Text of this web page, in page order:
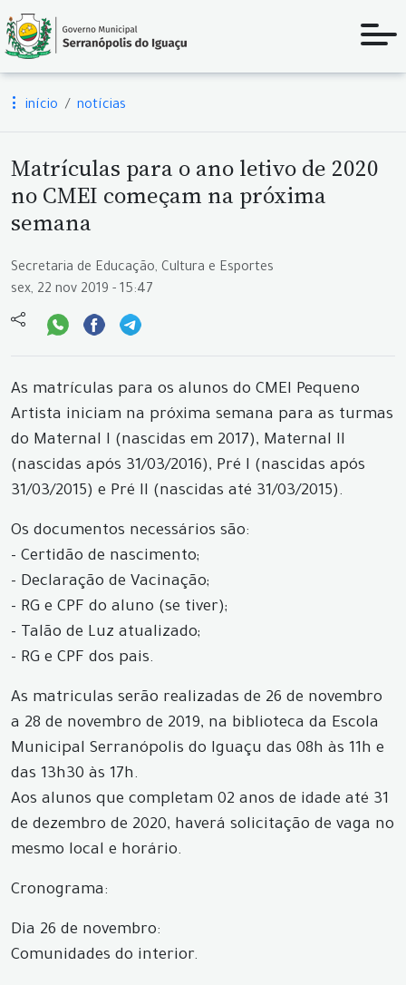
início notícias
Matrículas para o ano letivo de 2020
no CMEI começam na próxima
semana
Secretaria de Educação, Cultura e Esportes
sex, 22 nov 2019 - 15:47
As matrículas para os alunos do CMEI Pequeno
Artista iniciam na próxima semana para as turmas
do Maternal I (nascidas em 2017), Maternal II
(nascidas após 31/03/2016), Pré I (nascidas após
31/03/2015) e Pré II (nascidas até 31/03/2015).
Os documentos necessários são:
- Certidão de nascimento;
- Declaração de Vacinação;
- RG e CPF do aluno (se tiver);
- Talão de Luz atualizado;
- RG e CPF dos pais.
As matriculas serão realizadas de 26 de novembro
a 28 de novembro de 2019, na biblioteca da Escola
Municipal Serranópolis do Iguaçu das 08h às 11h e
das 13h30 às 17h.
Aos alunos que completam 02 anos de idade até 31
de dezembro de 2020, haverá solicitação de vaga no
mesmo local e horário.
Cronograma:
Dia 26 de novembro:
Comunidades do interior.